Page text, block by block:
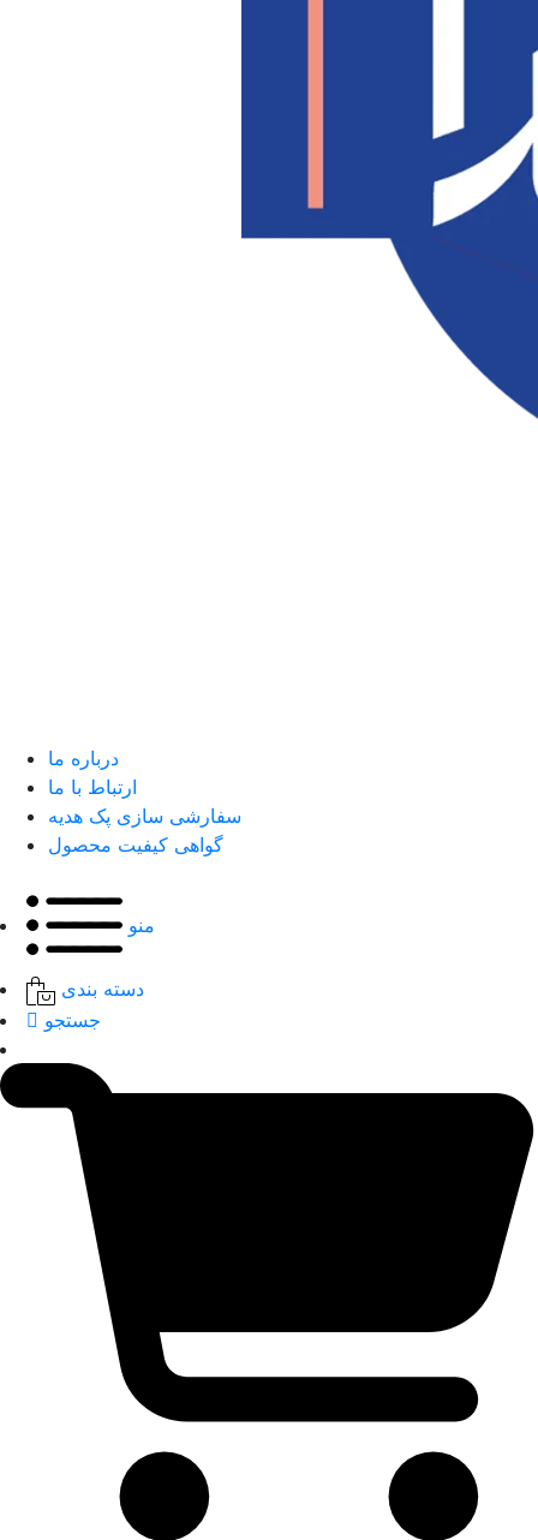
درباره ما
ارتباط با ما
سفارشی سازی پک هدیه
گواهی کیفیت محصول
منو
دسته بندی
جستجو